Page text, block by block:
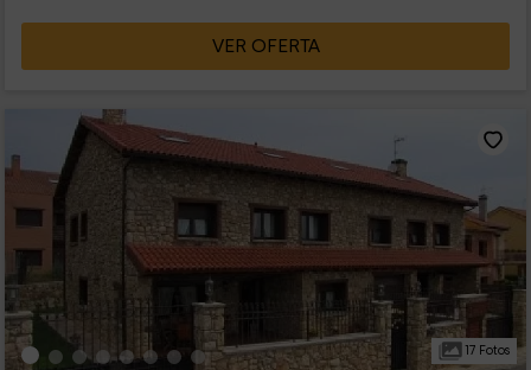
VER OFERTA
17 Fotos